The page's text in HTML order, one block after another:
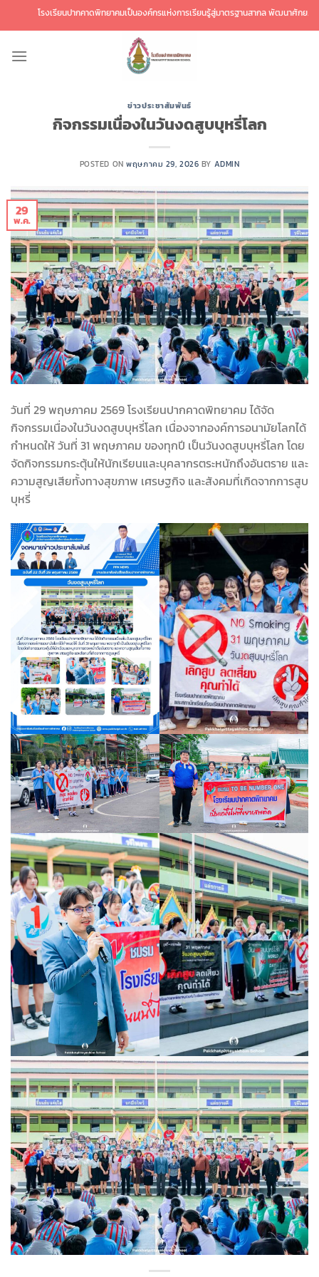
เนื้อหา
โรงเรียนปากคาดพิทยาคมเป็นองค์กรแห่งการเรียนรู้สู่มาตรฐานสากล พัฒนาศักยภาพผู้เรี
ข่าวประชาสัมพันธ์
กิจกรรมเนื่องในวันงดสูบบุหรี่โลก
POSTED ONพฤษภาคม 29, 2026 BY ADMIN
29
พ.ค.
วันที่ 29 พฤษภาคม 2569 โรงเรียนปากคาดพิทยาคม ได้จัด
กิจกรรมเนื่องในวันงดสูบบุหรี่โลก เนื่องจากองค์การอนามัยโลกได้
กำหนดให้ วันที่ 31 พฤษภาคม ของทุกปี เป็นวันงดสูบบุหรี่โลก โดย
จัดกิจกรรมกระตุ้นให้นักเรียนและบุคลากรตระหนักถึงอันตราย และ
ความสูญเสียทั้งทางสุขภาพ เศรษฐกิจ และสังคมที่เกิดจากการสูบ
บุหรี่